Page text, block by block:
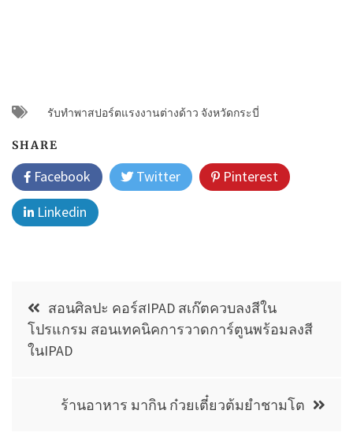
รับทำพาสปอร์ตแรงงานต่างด้าว จังหวัดกระบี่
SHARE
Facebook Twitter
Pinterest
Linkedin
แนะแนว
เรื่อง
สอนศิลปะ คอร์สIPAD สเก๊ตควบลงสีใน
โปรแกรม สอนเทคนิคการวาดการ์ตูนพร้อมลงสี
ในIPAD
ร้านอาหาร มากิน ก๋วยเตี๋ยวต้มยำชามโต